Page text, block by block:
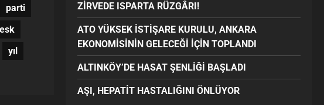
parti
yıl
ZİRVEDE ISPARTA RÜZGÂRI!
ATO YÜKSEK İSTİŞARE KURULU, ANKARA
EKONOMİSİNİN GELECEĞİ İÇİN TOPLANDI
ALTINKÖY’DE HASAT ŞENLİĞİ BAŞLADI
AŞI, HEPATİT HASTALIĞINI ÖNLÜYOR